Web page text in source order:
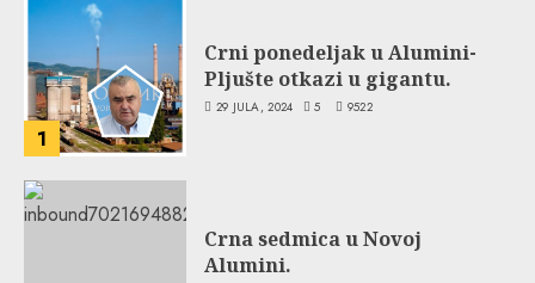
1
Crni ponedeljak u Alumini-
Pljušte otkazi u gigantu.
29 JULA, 2024 5 9522
Crna sedmica u Novoj
Alumini.